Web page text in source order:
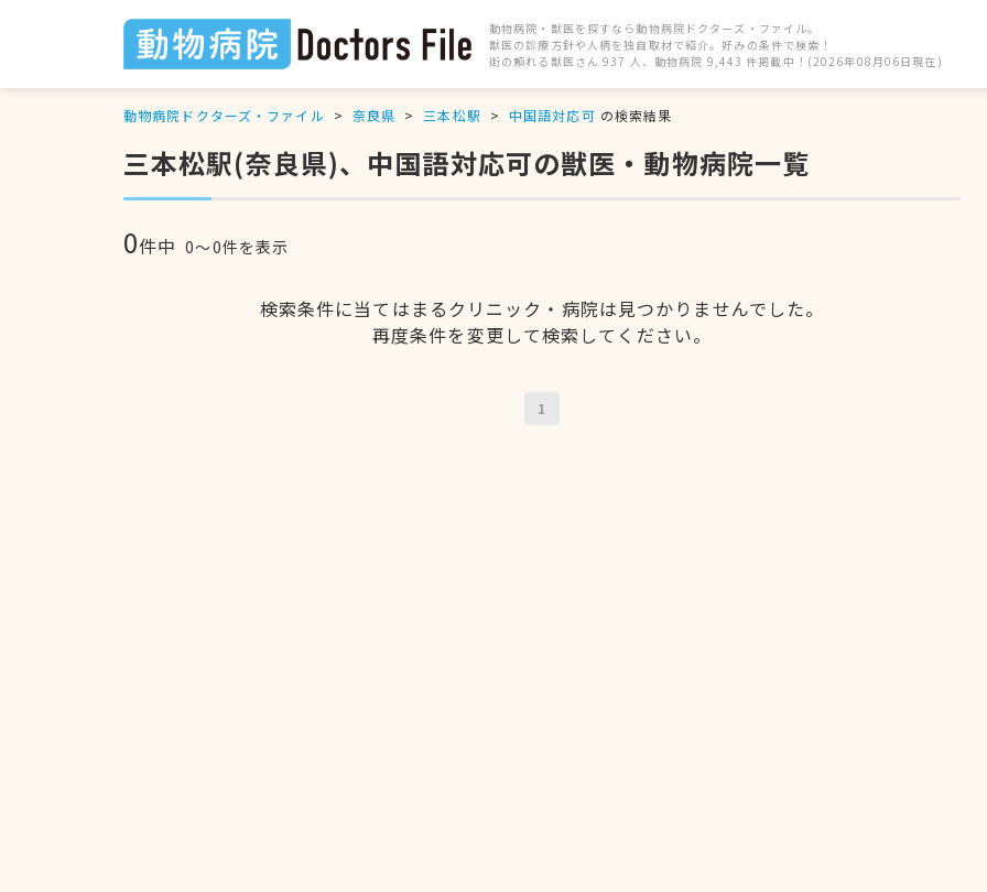
動物病院・獣医を探すなら動物病院ドクターズ・ファイル。
獣医の診療方針や人柄を独自取材で紹介。好みの条件で検索！
街の頼れる獣医さん 937 人、動物病院 9,443 件掲載中！(2026年08月06日現在)
動物病院ドクターズ・ファイル 奈良県 三本松駅 中国語対応可 の検索結果
三本松駅(奈良県)、中国語対応可の獣医・動物病院一覧
0件中 0〜0件を表示
検索条件に当てはまるクリニック・病院は見つかりませんでした。
再度条件を変更して検索してください。
1